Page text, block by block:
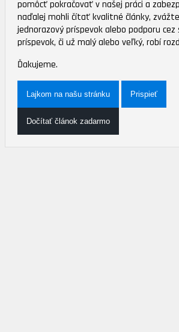
pomôcť pokračovať v našej práci a
naďalej mohli čítať kvalitné články,
jednorazový príspevok alebo podporu cez
príspevok, či už malý alebo veľký, robí
Ďakujeme.
Lajkom na našu stránku Prispieť
Dočítať článok zadarmo